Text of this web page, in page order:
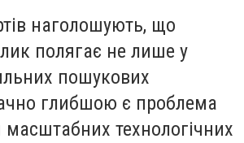
наголошують, що
полягає не лише у
пошукових
глибшою є проблема
масштабних технологічних